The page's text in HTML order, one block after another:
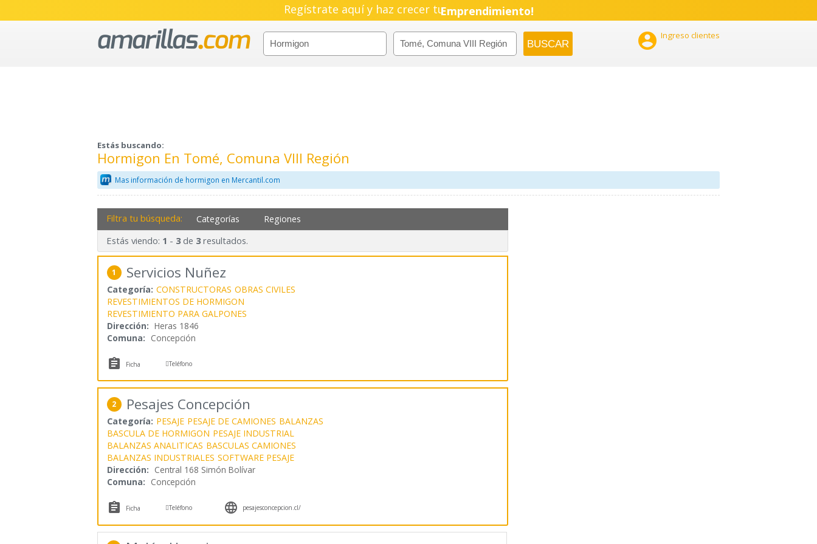
Regístrate aquí y haz crecer tuEmprendimiento!
 Ingreso clientes
Estás buscando:
Hormigon En Tomé, Comuna VIII Región
Mas información de hormigon en Mercantil.com
Filtra tu búsqueda: Categorías Regiones
Estás viendo: 1 - 3de 3resultados.
1 Servicios Nuñez
Categoría: CONSTRUCTORAS OBRAS CIVILES
REVESTIMIENTOS DE HORMIGON
REVESTIMIENTO PARA GALPONES
Dirección: Heras 1846
Comuna: Concepción
 Ficha Teléfono
2 Pesajes Concepción
Categoría: PESAJE PESAJE DE CAMIONES BALANZAS
BASCULA DE HORMIGON PESAJE INDUSTRIAL
BALANZAS ANALITICAS BASCULAS CAMIONES
BALANZAS INDUSTRIALES SOFTWARE PESAJE
Dirección: Central 168 Simón Bolívar
Comuna: Concepción
 Ficha Teléfono  pesajesconcepcion.cl/